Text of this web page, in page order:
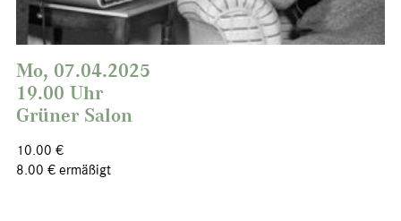
Mo, 07.04.2025
19.00 Uhr
Grüner Salon
10.00 €
8.00 € ermäßigt